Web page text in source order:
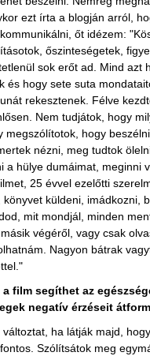
ezt írta a blogján arról,
őt idézem:
őszinteségetek,
sok erőt ad. Mind azt
és hogy sete suta
rekesztenek. Félve
Nem tudjátok, hogy
megszólítotok, hogy
nézni, meg tudtok
a hülye dumáimat, meginni
25 évvel ezelőtti
küldeni, imádkozni,
mit mondjál, minden
végéről, vagy csak
Nagyon bátrak
film segíthet az
negatív érzéseit
ha látják majd,
Szólítsátok meg